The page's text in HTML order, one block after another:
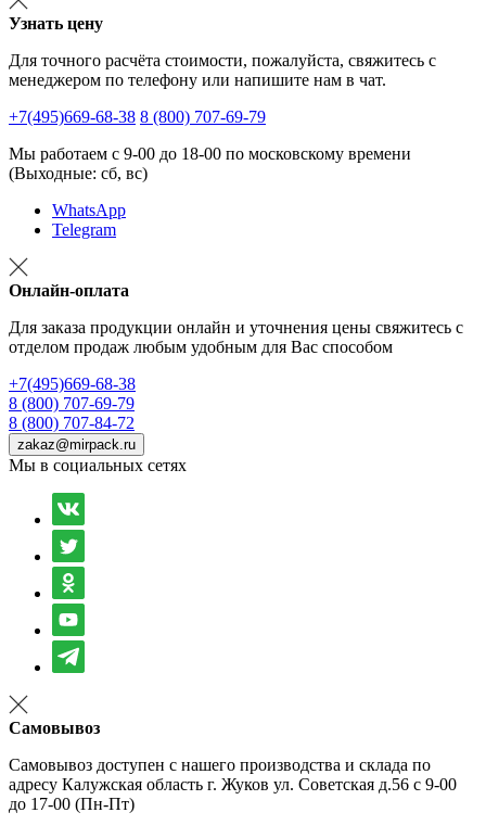
Узнать цену
Для точного расчёта стоимости, пожалуйста, свяжитесь с
менеджером по телефону или напишите нам в чат.
+7(495)669-68-38 8 (800) 707-69-79
Мы работаем с 9-00 до 18-00 по московскому времени
(Выходные: сб, вс)
WhatsApp
Telegram
Онлайн-оплата
Для заказа продукции онлайн и уточнения цены свяжитесь с
отделом продаж любым удобным для Вас способом
+7(495)669-68-38
8 (800) 707-69-79
8 (800) 707-84-72
zakaz@mirpack.ru
Мы в социальных сетях
Самовывоз
Самовывоз доступен с нашего производства и склада по
адресу Калужская область г. Жуков ул. Советская д.56 с 9-00
до 17-00 (Пн-Пт)